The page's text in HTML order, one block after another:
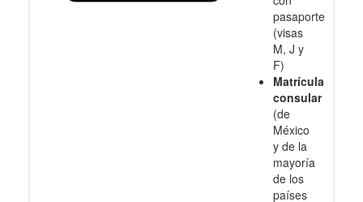
pasaporte
(visas
M, J y
F)
Matrícula
consular
(de
México
y de la
mayoría
de los
países